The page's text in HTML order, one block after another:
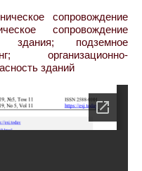
сопровождение
сопровождение
здания; подземное
организационно-
зданий